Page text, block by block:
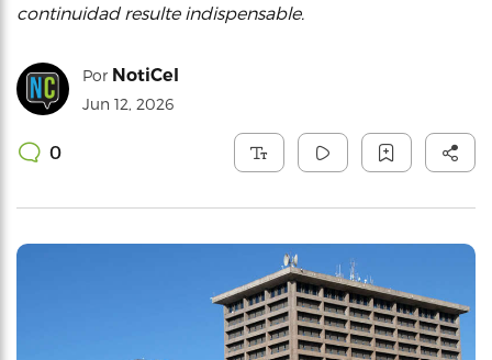
continuidad resulte indispensable.
Por NotiCel
Jun 12, 2026
0